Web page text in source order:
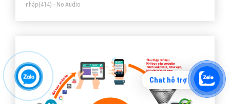
nhập(414) - No Audio
Chat hỗ trợ